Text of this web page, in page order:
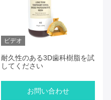
ビデオ
耐久性のある3D歯科樹脂を試
してください
お問い合わせ